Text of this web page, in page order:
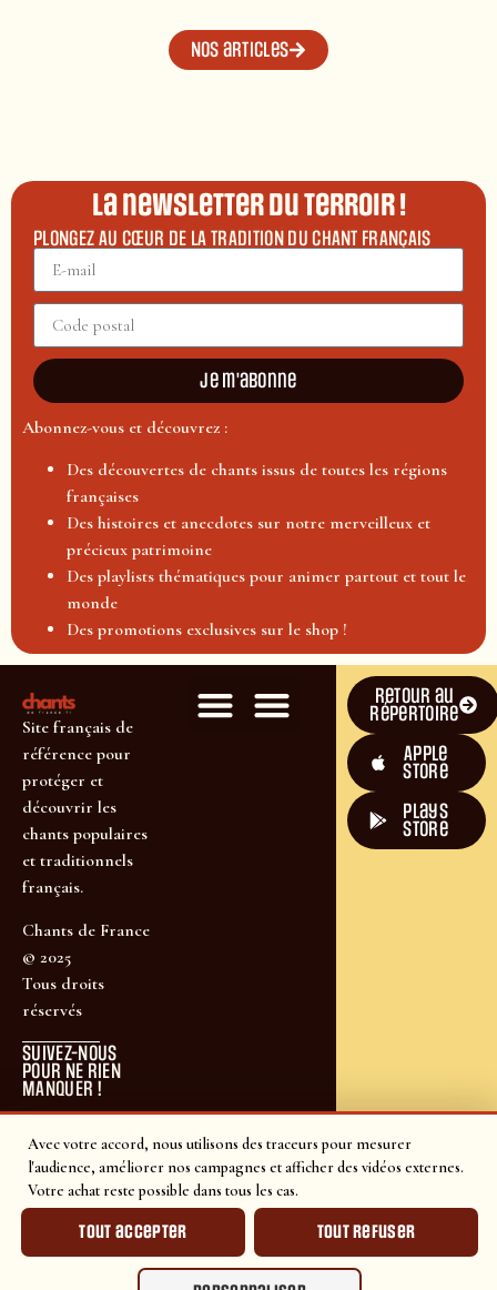
Avec votre accord, nous utilisons des traceurs pour mesurer
l'audience, améliorer nos campagnes et afficher des vidéos externes.
Votre achat reste possible dans tous les cas.
Tout accepter Tout refuser
Nos articles
La newsletter du terroir !
PLONGEZ AU CŒUR DE LA TRADITION DU CHANT FRANÇAIS
Je m'abonne
Abonnez-vous et découvrez :
Des découvertes de chants issus de toutes les régions
françaises
Des histoires et anecdotes sur notre merveilleux et
précieux patrimoine
Des playlists thématiques pour animer partout et tout le
monde
Des promotions exclusives sur le shop !
Site français de
référence pour
protéger et
découvrir les
chants populaires
et traditionnels
français.
Chants de France
© 2025
Tous droits
réservés
SUIVEZ-NOUS
POUR NE RIEN
MANQUER !
Retour au
répertoire
Apple
Store
plays
store